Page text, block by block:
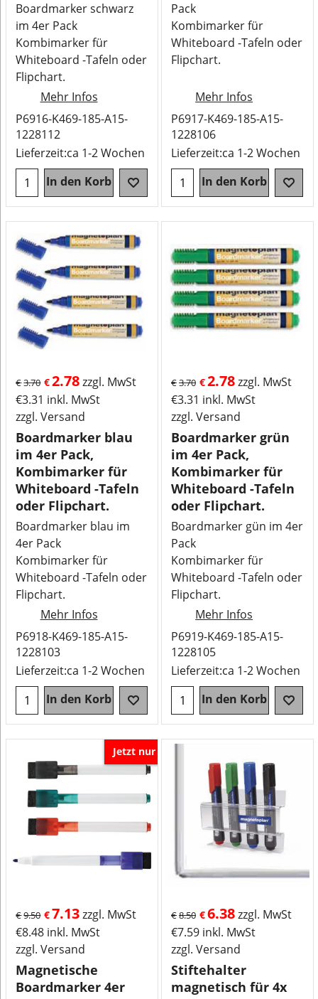
Boardmarker schwarz
im 4er Pack
Kombimarker für
Whiteboard -Tafeln oder
Flipchart.
Mehr Infos
P6916-K469-185-A15-
1228112
Lieferzeit:ca 1-2 Wochen
In den Korb
Pack
Kombimarker für
Whiteboard -Tafeln oder
Flipchart.
Mehr Infos
P6917-K469-185-A15-
1228106
Lieferzeit:ca 1-2 Wochen
In den Korb
€3.70 €2.78zzgl. MwSt
€3.31 inkl. MwSt
zzgl. Versand
Boardmarker blau
im 4er Pack,
Kombimarker für
Whiteboard -Tafeln
oder Flipchart.
Boardmarker blau im
4er Pack
Kombimarker für
Whiteboard -Tafeln oder
Flipchart.
Mehr Infos
P6918-K469-185-A15-
1228103
Lieferzeit:ca 1-2 Wochen
In den Korb
€3.70 €2.78zzgl. MwSt
€3.31 inkl. MwSt
zzgl. Versand
Boardmarker grün
im 4er Pack,
Kombimarker für
Whiteboard -Tafeln
oder Flipchart.
Boardmarker gün im 4er
Pack
Kombimarker für
Whiteboard -Tafeln oder
Flipchart.
Mehr Infos
P6919-K469-185-A15-
1228105
Lieferzeit:ca 1-2 Wochen
In den Korb
Jetzt nur
€9.50 €7.13zzgl. MwSt
€8.48 inkl. MwSt
zzgl. Versand
Magnetische
Boardmarker 4er
€8.50 €6.38zzgl. MwSt
€7.59 inkl. MwSt
zzgl. Versand
Stiftehalter
magnetisch für 4x